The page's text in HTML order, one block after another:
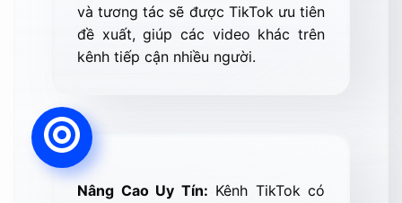
và tương tác sẽ được TikTok ưu tiên
đề xuất, giúp các video khác trên
kênh tiếp cận nhiều người.
Nâng Cao Uy Tín: Kênh TikTok có